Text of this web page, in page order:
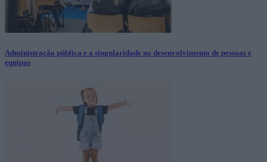
Administração pública e a singularidade no desenvolvimento de pessoas e
equipas